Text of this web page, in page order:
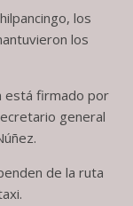
los
los
está firmado por
general
de la ruta